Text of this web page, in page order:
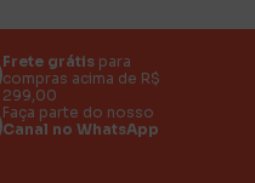
Frete grátis para
compras acima de R$
299,00
Faça parte do nosso
Canal no WhatsApp